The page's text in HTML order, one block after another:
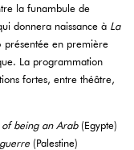
la funambule de
donnera naissance à La
en première
La programmation
fortes, entre théâtre,
being an Arab(Egypte)
(Palestine)